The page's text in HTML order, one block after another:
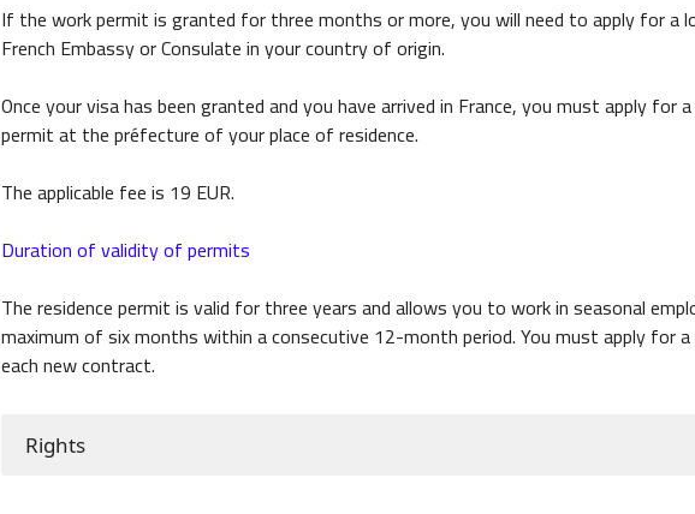
If the work permit is granted for three months or more, you will need to apply for a
French Embassy or Consulate in your country of origin.
Once your visa has been granted and you have arrived in France, you must apply for
permit at the préfecture of your place of residence.
The applicable fee is 19 EUR.
Duration of validity of permits
The residence permit is valid for three years and allows you to work in seasonal
maximum of six months within a consecutive 12-month period. You must apply for
each new contract.
Rights